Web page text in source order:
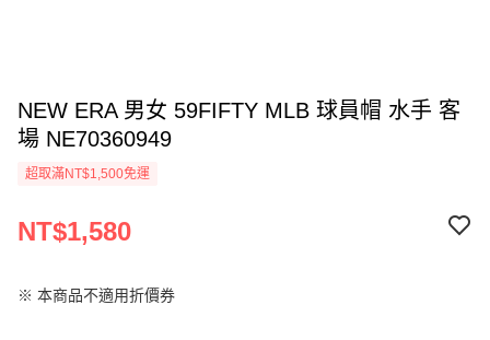
NEW ERA 男女 59FIFTY MLB 球員帽 水手 客
場 NE70360949
超取滿NT$1,500免運
NT$1,580
※ 本商品不適用折價券